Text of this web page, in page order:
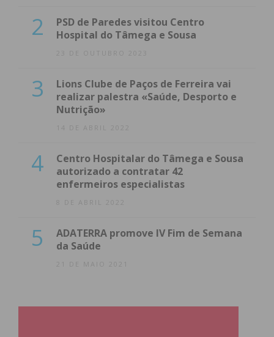
2
PSD de Paredes visitou Centro
Hospital do Tâmega e Sousa
23 DE OUTUBRO 2023
3
Lions Clube de Paços de Ferreira vai
realizar palestra «Saúde, Desporto e
Nutrição»
14 DE ABRIL 2022
4
Centro Hospitalar do Tâmega e Sousa
autorizado a contratar 42
enfermeiros especialistas
8 DE ABRIL 2022
5
ADATERRA promove IV Fim de Semana
da Saúde
21 DE MAIO 2021